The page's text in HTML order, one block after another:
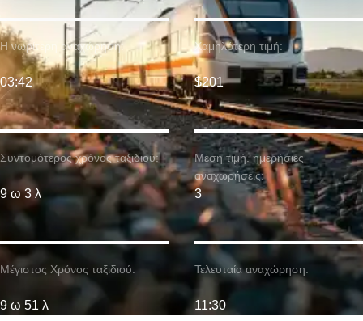
Συντομότερος χρόνος ταξιδιού:
9 ω 3 λ
Η νωρίτερη αναχώρηση:
03:42
Μέγιστος Χρόνος ταξιδιού:
9 ω 51 λ
Χαμηλότερη τιμή:
$201
Μέση τιμή. ημερήσιες
αναχωρήσεις:
3
Τελευταία αναχώρηση:
11:30